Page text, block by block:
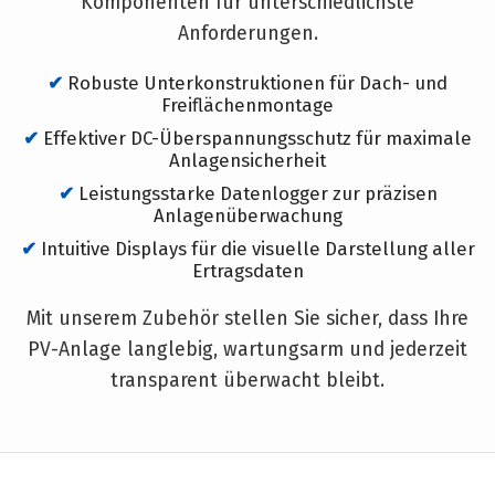
Anforderungen.
Robuste Unterkonstruktionen für Dach- und
Freiflächenmontage
Effektiver DC-Überspannungsschutz für maximale
Anlagensicherheit
Leistungsstarke Datenlogger zur präzisen
Anlagenüberwachung
Intuitive Displays für die visuelle Darstellung aller
Ertragsdaten
Mit unserem Zubehör stellen Sie sicher, dass Ihre
PV-Anlage langlebig, wartungsarm und jederzeit
transparent überwacht bleibt.